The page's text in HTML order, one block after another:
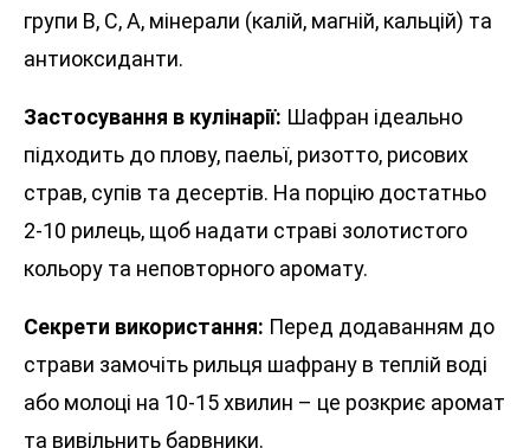
групи B, C, А, мінерали (калій, магній, кальцій) та
антиоксиданти.
Застосування в кулінарії: Шафран ідеально
підходить до плову, паельї, ризотто, рисових
страв, супів та десертів. На порцію достатньо
2-10 рилець, щоб надати страві золотистого
кольору та неповторного аромату.
Секрети використання: Перед додаванням до
страви замочіть рильця шафрану в теплій воді
або молоці на 10-15 хвилин – це розкриє аромат
та вивільнить барвники.